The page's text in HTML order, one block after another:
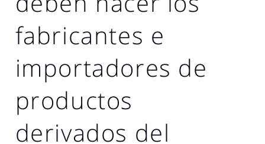
fabricantes e
importadores de
productos
derivados del